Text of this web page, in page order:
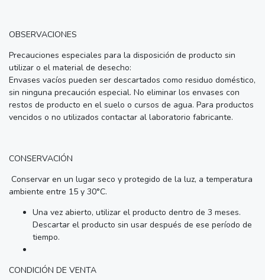
OBSERVACIONES
Precauciones especiales para la disposición de producto sin
utilizar o el material de desecho:
Envases vacíos pueden ser descartados como residuo doméstico,
sin ninguna precaución especial. No eliminar los envases con
restos de producto en el suelo o cursos de agua. Para productos
vencidos o no utilizados contactar al laboratorio fabricante.
CONSERVACIÓN
Conservar en un lugar seco y protegido de la luz, a temperatura
ambiente entre 15 y 30°C.
Una vez abierto, utilizar el producto dentro de 3 meses.
Descartar el producto sin usar después de ese período de
tiempo.
CONDICIÓN DE VENTA